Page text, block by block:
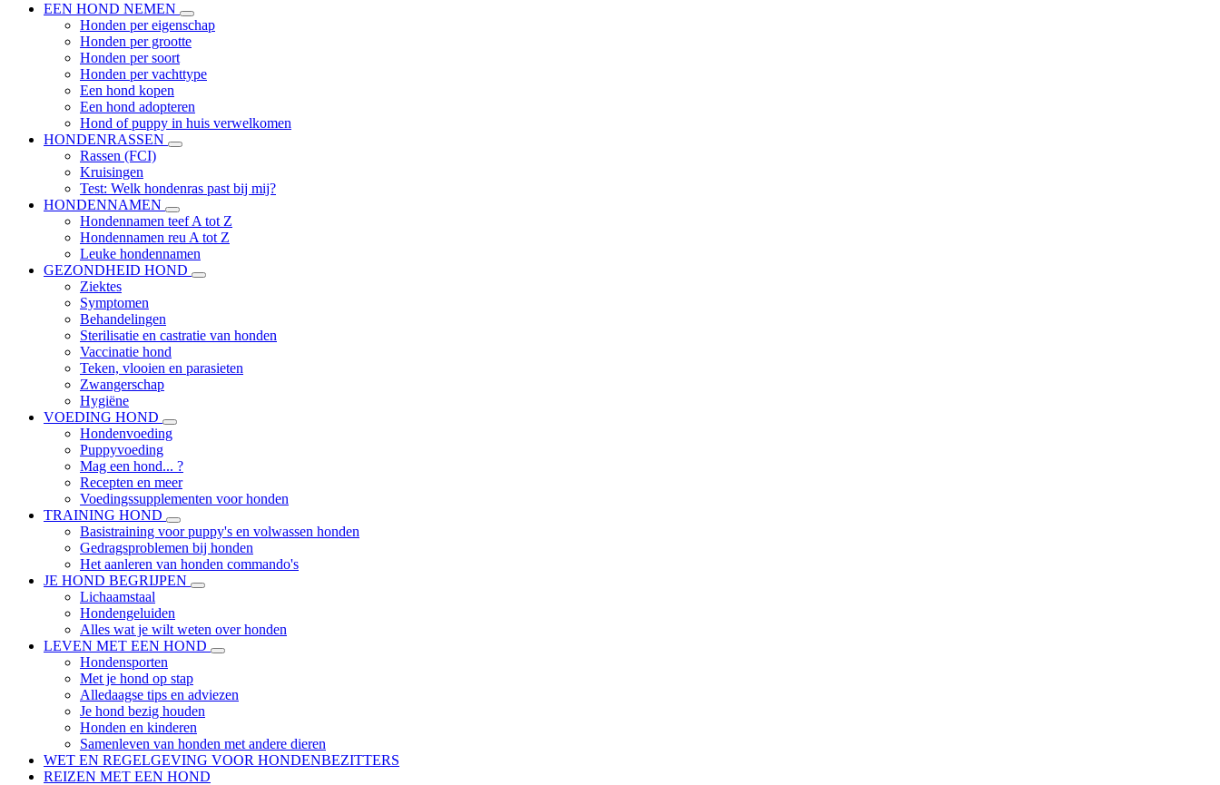
EEN HOND NEMEN
Honden per eigenschap
Honden per grootte
Honden per soort
Honden per vachttype
Een hond kopen
Een hond adopteren
Hond of puppy in huis verwelkomen
HONDENRASSEN
Rassen (FCI)
Kruisingen
Test: Welk hondenras past bij mij?
HONDENNAMEN
Hondennamen teef A tot Z
Hondennamen reu A tot Z
Leuke hondennamen
GEZONDHEID HOND
Ziektes
Symptomen
Behandelingen
Sterilisatie en castratie van honden
Vaccinatie hond
Teken, vlooien en parasieten
Zwangerschap
Hygiëne
VOEDING HOND
Hondenvoeding
Puppyvoeding
Mag een hond... ?
Recepten en meer
Voedingssupplementen voor honden
TRAINING HOND
Basistraining voor puppy's en volwassen honden
Gedragsproblemen bij honden
Het aanleren van honden commando's
JE HOND BEGRIJPEN
Lichaamstaal
Hondengeluiden
Alles wat je wilt weten over honden
LEVEN MET EEN HOND
Hondensporten
Met je hond op stap
Alledaagse tips en adviezen
Je hond bezig houden
Honden en kinderen
Samenleven van honden met andere dieren
WET EN REGELGEVING VOOR HONDENBEZITTERS
REIZEN MET EEN HOND